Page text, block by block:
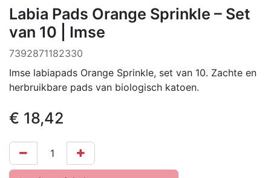
Labia Pads Orange Sprinkle – Set
van 10 | Imse
7392871182330
Imse labiapads Orange Sprinkle, set van 10. Zachte en
herbruikbare pads van biologisch katoen.
€ 18,42